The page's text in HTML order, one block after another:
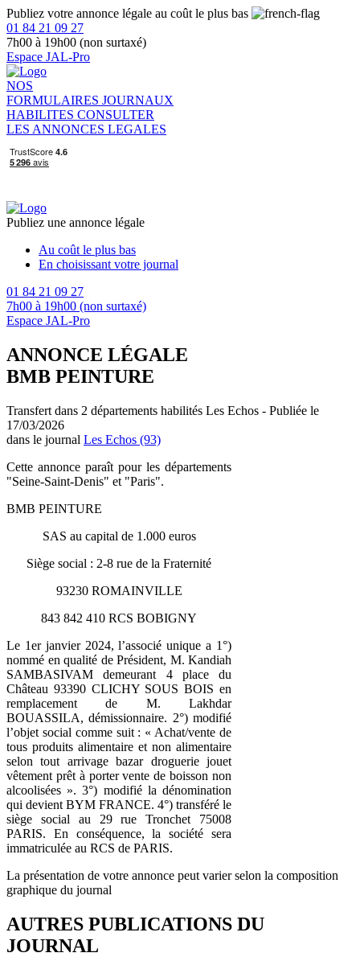
Publiez votre annonce légale au coût le plus bas
01 84 21 09 27
7h00 à 19h00 (non surtaxé)
Espace JAL-Pro
NOS
FORMULAIRES JOURNAUX
HABILITES CONSULTER
LES ANNONCES LEGALES
Publiez une annonce légale
Au coût le plus bas
En choisissant votre journal
01 84 21 09 27
7h00 à 19h00 (non surtaxé)
Espace JAL-Pro
ANNONCE LÉGALE
BMB PEINTURE
Transfert dans 2 départements habilités Les Echos - Publiée le
17/03/2026
dans le journal Les Echos (93)
Cette annonce paraît pour les départements
"Seine-Saint-Denis" et "Paris".
BMB PEINTURE
SAS au capital de 1.000 euros
Siège social : 2-8 rue de la Fraternité
93230 ROMAINVILLE
843 842 410 RCS BOBIGNY
Le 1er janvier 2024, l’associé unique a 1°)
nommé en qualité de Président, M. Kandiah
SAMBASIVAM demeurant 4 place du
Château 93390 CLICHY SOUS BOIS en
remplacement de M. Lakhdar
BOUASSILA, démissionnaire. 2°) modifié
l’objet social comme suit : « Achat/vente de
tous produits alimentaire et non alimentaire
selon tout arrivage bazar droguerie jouet
vêtement prêt à porter vente de boisson non
alcoolisées ». 3°) modifié la dénomination
qui devient BYM FRANCE. 4°) transféré le
siège social au 29 rue Tronchet 75008
PARIS. En conséquence, la société sera
immatriculée au RCS de PARIS.
La présentation de votre annonce peut varier selon la composition
graphique du journal
AUTRES PUBLICATIONS DU
JOURNAL